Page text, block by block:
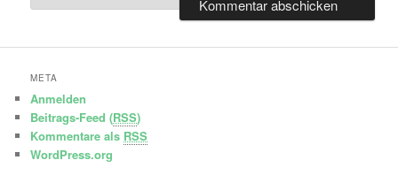
META
Anmelden
Beitrags-Feed (RSS)
Kommentare als RSS
WordPress.org